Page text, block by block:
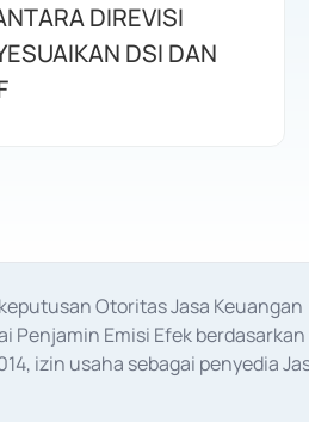
DIREVISI
DSI DAN
Otoritas Jasa Keuangan
Penjamin Emisi Efek
izin usaha sebagai penyedia